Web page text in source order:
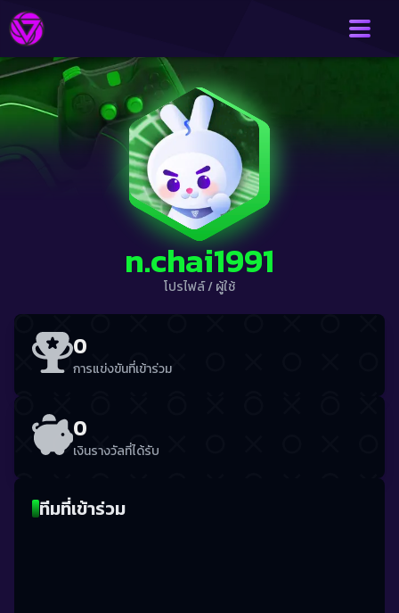
n.chai1991
โปรไฟล์/ผู้ใช้
0
การแข่งขันที่เข้าร่วม
0
เงินรางวัลที่ได้รับ
ทีมที่เข้าร่วม